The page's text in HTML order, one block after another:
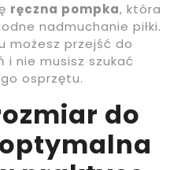
ręczna pompka, która
nadmuchanie piłki.
możesz przejść do
i nie musisz szukać
osprzętu.
do